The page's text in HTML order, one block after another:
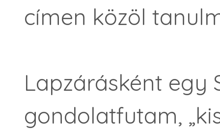
címen közöl
Lapzárásként egy
gondolatfutam,